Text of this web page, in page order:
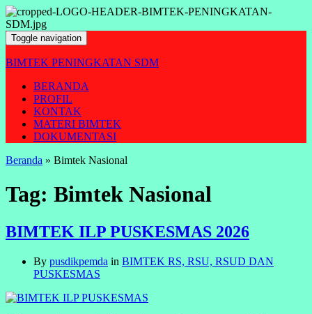
Toggle navigation
BIMTEK PENINGKATAN SDM
BERANDA
PROFIL
KONTAK
MATERI BIMTEK
DOKUMENTASI
Beranda » Bimtek Nasional
Tag: Bimtek Nasional
BIMTEK ILP PUSKESMAS 2026
By pusdikpemda in BIMTEK RS, RSU, RSUD DAN
PUSKESMAS